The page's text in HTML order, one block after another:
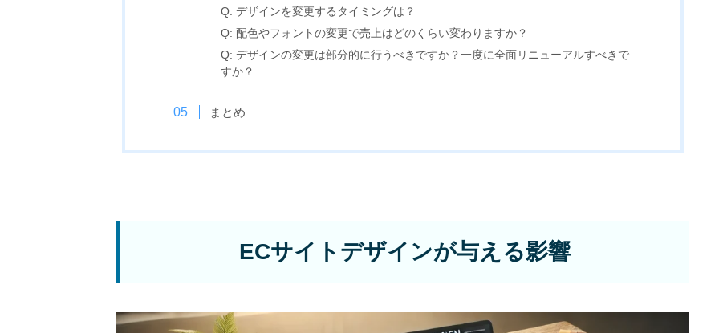
Q: デザインを変更するタイミングは？
Q: 配色やフォントの変更で売上はどのくらい変わりますか？
Q: デザインの変更は部分的に行うべきですか？一度に全面リニューアルすべきで
すか？
まとめ
ECサイトデザインが与える影響